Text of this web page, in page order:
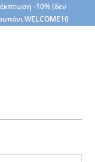
-10% (δεν
WELCOME10